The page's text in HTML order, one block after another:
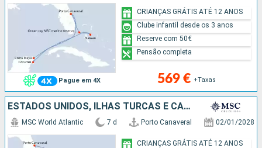
Pague em 4X 569 € +Taxas
CRIANÇAS GRÁTIS ATÉ 12 ANOS
Clube infantil desde os 3 anos
Reserve com 50€
Pensão completa
ESTADOS UNIDOS, ILHAS TURCAS E CAICOS, REPÚBLICA DOMINICANA, BAHAMAS
MSC World Atlantic 7 d Porto Canaveral 02/01/2028
CRIANÇAS GRÁTIS ATÉ 12 ANOS